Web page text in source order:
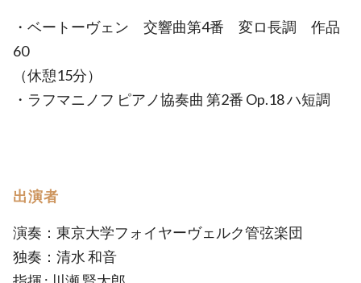
・ベートーヴェン 交響曲第4番 変ロ長調 作品
60
（休憩15分）
・ラフマニノフ ピアノ協奏曲 第2番 Op.18 ハ短調
出演者
演奏：東京大学フォイヤーヴェルク管弦楽団
独奏：清水 和音